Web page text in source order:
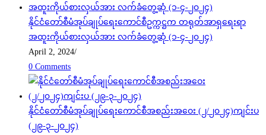
နိုင်ငံတော်စီမံအုပ်ချုပ်ရေးကောင်စီဥက္ကဋ္ဌက တရုတ်အာရှရေးရာ
အထူးကိုယ်စားလှယ်အား လက်ခံတွေ့ဆုံ (၁-၄-၂၀၂၄)
April 2, 2024/
0 Comments
နိုင်ငံတော်စီမံအုပ်ချုပ်ရေးကောင်စီအစည်းအဝေး (၂/၂၀၂၄)ကျင်းပ
(၂၉-၃-၂၀၂၄)